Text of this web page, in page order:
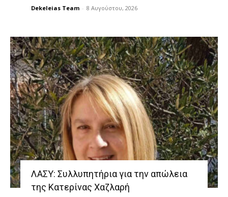
Dekeleias Team - 8 Αυγούστου, 2026
ΛΑΣΥ: Συλλυπητήρια για την απώλεια
της Κατερίνας Χαζλαρή